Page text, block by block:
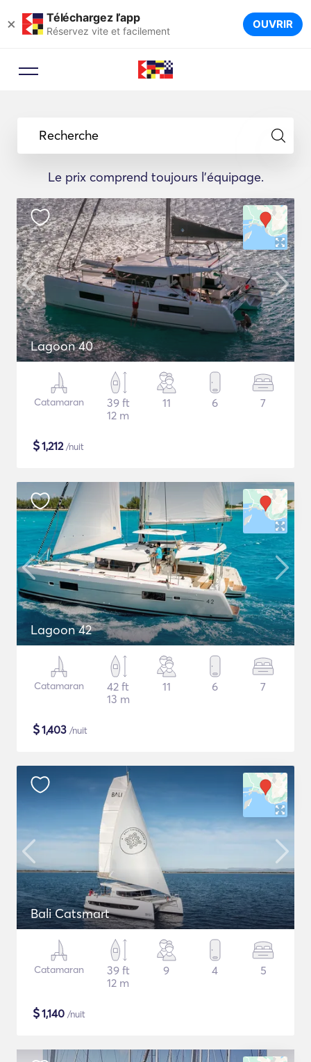
× Téléchargez l’app
Réservez vite et facilement OUVRIR
Recherche
Le prix comprend toujours l'équipage.
Lagoon 40
Catamaran
39 ft
12 m
11 6 7
$1,212/nuit
Lagoon 42
Catamaran
42 ft
13 m
11 6 7
$1,403 /nuit
Bali Catsmart
Catamaran
39 ft
12 m
9 4 5
$1,140 /nuit